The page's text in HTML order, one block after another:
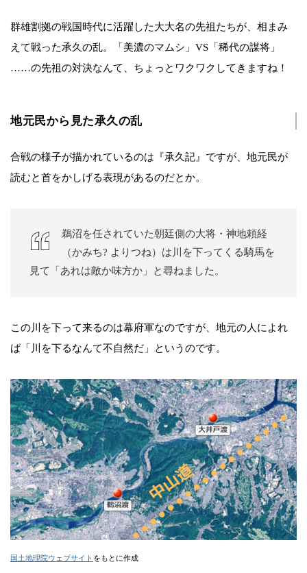
群雄割拠の戦国時代に活躍した大大名の先祖たちが、相まみ
えて戦った承久の乱。「美濃のマムシ」VS「稀代の謀将」
……の先祖の対決なんて、ちょっとワクワクしてきますね！
地元民から見た承久の乱
合戦の様子が描かれているのは『承久記』ですが、地元民が
読むと首をかしげる表現があるのだとか。
鵜沼を任されていた朝廷側の大将・神地頼経
（かみち? よりつね）は川を下ってくる騎馬を
見て「あれは敵か味方か」と尋ねました。
この川を下って来るのは幕府軍なのですが、地元の人によれ
ば「川を下るなんて不自然だ」というのです。
国土地理院ウェブサイト をもとに作成